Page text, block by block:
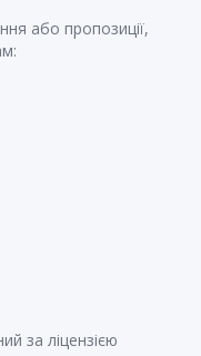
або пропозиції,
за ліцензією